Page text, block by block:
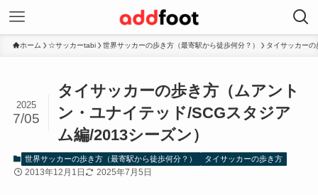
ホーム ☆サッカーtabi 世界サッカーの歩き方（最寄駅から徒歩何分？） タイサッカーの
タイサッカーの歩き方（ムアント
ン・ユナイテッド/SCGスタジア
ム編/2013シーズン）
2025
7/05
世界サッカーの歩き方（最寄駅から徒歩何分？） タイサッカーの歩き方
2013年12月1日 2025年7月5日